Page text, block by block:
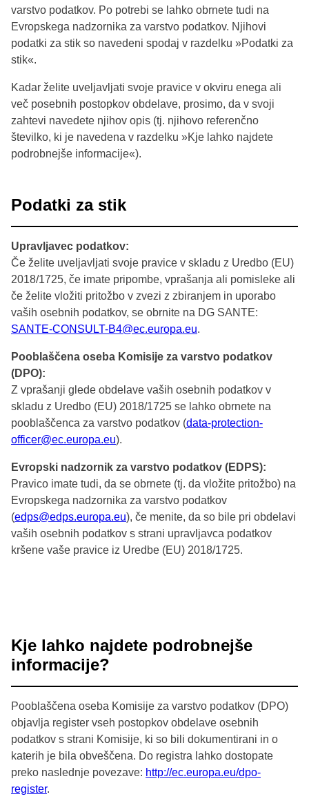
varstvo podatkov. Po potrebi se lahko obrnete tudi na
Evropskega nadzornika za varstvo podatkov. Njihovi
podatki za stik so navedeni spodaj v razdelku »Podatki za
stik«.
Kadar želite uveljavljati svoje pravice v okviru enega ali
več posebnih postopkov obdelave, prosimo, da v svoji
zahtevi navedete njihov opis (tj. njihovo referenčno
številko, ki je navedena v razdelku »Kje lahko najdete
podrobnejše informacije«).
Podatki za stik
Upravljavec podatkov:
Če želite uveljavljati svoje pravice v skladu z Uredbo (EU)
2018/1725, če imate pripombe, vprašanja ali pomisleke ali
če želite vložiti pritožbo v zvezi z zbiranjem in uporabo
vaših osebnih podatkov, se obrnite na DG SANTE:
SANTE-CONSULT-B4@ec.europa.eu.
Pooblaščena oseba Komisije za varstvo podatkov
(DPO):
Z vprašanji glede obdelave vaših osebnih podatkov v
skladu z Uredbo (EU) 2018/1725 se lahko obrnete na
pooblaščenca za varstvo podatkov (data-protection-
officer@ec.europa.eu).
Evropski nadzornik za varstvo podatkov (EDPS):
Pravico imate tudi, da se obrnete (tj. da vložite pritožbo) na
Evropskega nadzornika za varstvo podatkov
(edps@edps.europa.eu), če menite, da so bile pri obdelavi
vaših osebnih podatkov s strani upravljavca podatkov
kršene vaše pravice iz Uredbe (EU) 2018/1725.
Kje lahko najdete podrobnejše
informacije?
Pooblaščena oseba Komisije za varstvo podatkov (DPO)
objavlja register vseh postopkov obdelave osebnih
podatkov s strani Komisije, ki so bili dokumentirani in o
katerih je bila obveščena. Do registra lahko dostopate
preko naslednje povezave: http://ec.europa.eu/dpo-
register.